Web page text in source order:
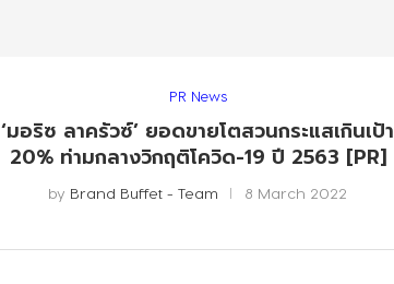
PR News
‘มอริซ ลาครัวซ์’ ยอดขายโตสวนกระแสเกินเป้า
20% ท่ามกลางวิกฤติโควิด-19 ปี 2563 [PR]
by Brand Buffet - Team 8 March 2022